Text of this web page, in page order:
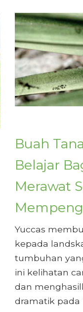
Buah
Belajar
Merawat
Yuccas
kepada
tumbuhan
ini kelihatan
dan
dramatik pada